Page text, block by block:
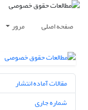
صفحه اصلی مرور
مقالات آماده انتشار
شماره جاری